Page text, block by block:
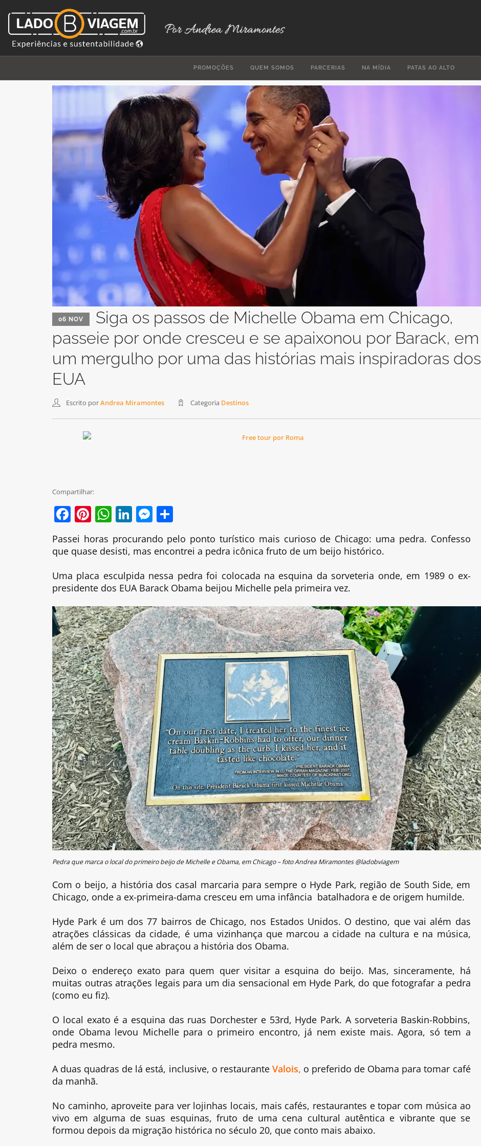
PROMOÇÕES QUEM SOMOS PARCERIAS NA MÍDIA PATAS AO ALTO
06 NOV
Siga os passos de Michelle Obama em Chicago,
passeie por onde cresceu e se apaixonou por Barack, em
um mergulho por uma das histórias mais inspiradoras dos
EUA
Escrito porAndrea Miramontes Categoria Destinos
Compartilhar:
Facebook
Pinterest
WhatsApp
LinkedIn
Messenger
Passei horas procurando pelo ponto turístico mais curioso de Chicago: uma pedra. Confesso
que quase desisti, mas encontrei a pedra icônica fruto de um beijo histórico.
Uma placa esculpida nessa pedra foi colocada na esquina da sorveteria onde, em 1989 o ex-
presidente dos EUA Barack Obama beijou Michelle pela primeira vez.
Pedra que marca o local do primeiro beijo de Michelle e Obama, em Chicago – foto Andrea Miramontes @ladobviagem
Com o beijo, a história dos casal marcaria para sempre o Hyde Park, região de South Side, em
Chicago, onde a ex-primeira-dama cresceu em uma infância batalhadora e de origem humilde.
Hyde Park é um dos 77 bairros de Chicago, nos Estados Unidos. O destino, que vai além das
atrações clássicas da cidade, é uma vizinhança que marcou a cidade na cultura e na música,
além de ser o local que abraçou a história dos Obama.
Deixo o endereço exato para quem quer visitar a esquina do beijo. Mas, sinceramente, há
muitas outras atrações legais para um dia sensacional em Hyde Park, do que fotografar a pedra
(como eu fiz).
O local exato é a esquina das ruas Dorchester e 53rd, Hyde Park. A sorveteria Baskin-Robbins,
onde Obama levou Michelle para o primeiro encontro, já nem existe mais. Agora, só tem a
pedra mesmo.
A duas quadras de lá está, inclusive, o restauranteValois, o preferido de Obama para tomar café
da manhã.
No caminho, aproveite para ver lojinhas locais, mais cafés, restaurantes e topar com música ao
vivo em alguma de suas esquinas, fruto de uma cena cultural autêntica e vibrante que se
formou depois da migração histórica no século 20, que conto mais abaixo.